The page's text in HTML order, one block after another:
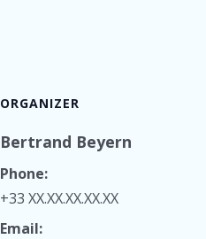
ORGANIZER
Bertrand Beyern
Phone:
+33 XX.XX.XX.XX.XX
Email: